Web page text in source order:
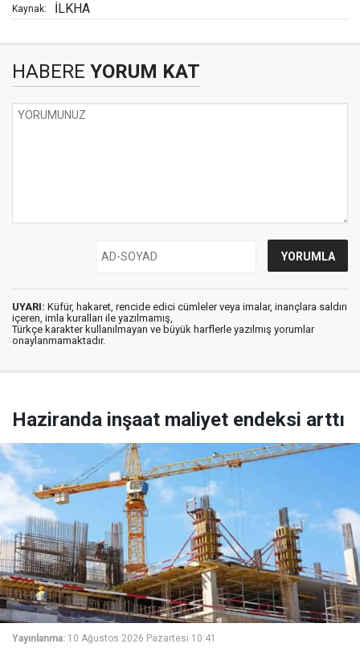
Kaynak: İLKHA
HABERE YORUM KAT
UYARI: Küfür, hakaret, rencide edici cümleler veya imalar, inançlara saldırı
içeren, imla kuralları ile yazılmamış,
Türkçe karakter kullanılmayan ve büyük harflerle yazılmış yorumlar
onaylanmamaktadır.
Haziranda inşaat maliyet endeksi arttı
Yayınlanma: 10 Ağustos 2026 Pazartesi 10:41